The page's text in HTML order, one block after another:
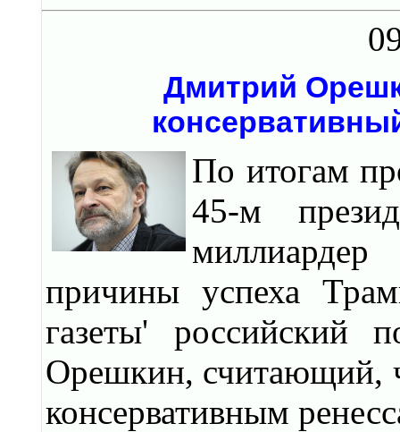
Дмитрий
По итогам
45-м
причины успеха
газеты' российский
Орешкин, считающий,
консервативным